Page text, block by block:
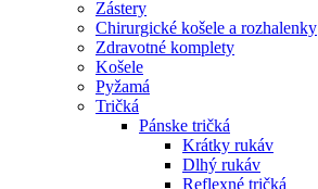
Zástery
Chirurgické košele a rozhalenky
Zdravotné komplety
Košele
Pyžamá
Tričká
Pánske tričká
Krátky rukáv
Dlhý rukáv
Reflexné tričká